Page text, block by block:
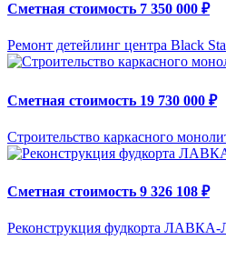
Сметная стоимость 7 350 000 ₽
Ремонт детейлинг центра Black
Сметная стоимость 19 730 000 ₽
Строительство каркасного
Сметная стоимость 9 326 108 ₽
Реконструкция фудкорта